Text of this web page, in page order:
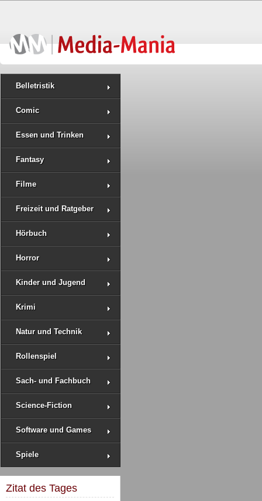
Belletristik
Comic
Essen und Trinken
Fantasy
Filme
Freizeit und Ratgeber
Hörbuch
Horror
Kinder und Jugend
Krimi
Natur und Technik
Rollenspiel
Sach- und Fachbuch
Science-Fiction
Software und Games
Spiele
Zitat des Tages